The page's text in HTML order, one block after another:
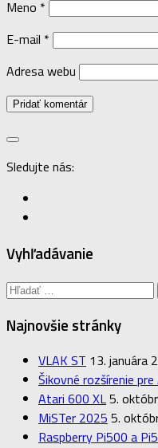
Meno *
E-mail *
Adresa webu
Sledujte nás:
Vyhľadávanie
Hľadať:
Najnovšie stránky
VLAK ST 13. januára
Šikovné rozšírenie
Atari 600 XL5.
MiSTer 2025 5.
Raspberry Pi500 a